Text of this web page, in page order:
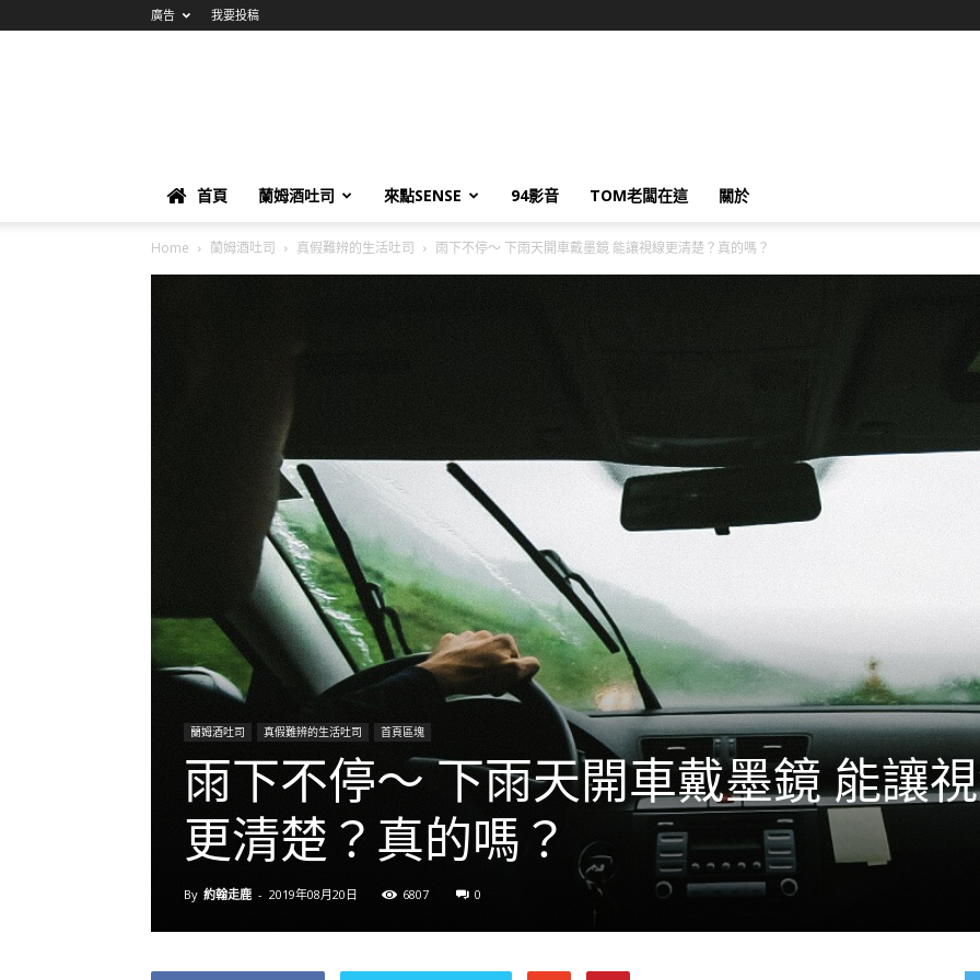
廣告 我要投稿
首頁 蘭姆酒吐司 來點SENSE 94影音 TOM老闆在這 關於
Home 蘭姆酒吐司 真假難辨的生活吐司 雨下不停～ 下雨天開車戴墨鏡 能讓視線更清楚？真的嗎？
蘭姆酒吐司 真假難辨的生活吐司 首頁區塊
雨下不停～ 下雨天開車戴墨鏡 能讓
更清楚？真的嗎？
By 約翰走鹿 - 2019年08月20日 6807 0